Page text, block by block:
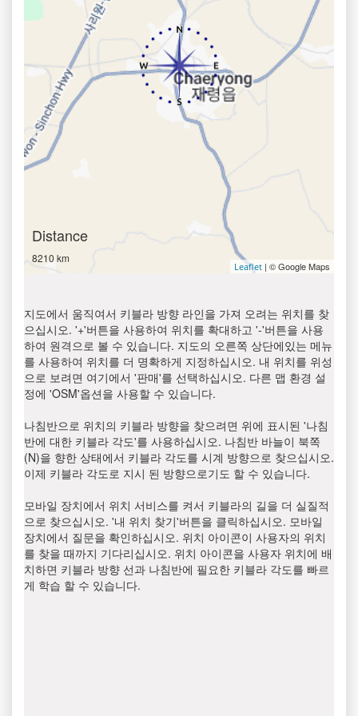
Distance
8210 km
Leaflet | © Google Maps
지도에서 움직여서 키블라 방향 라인을 가져 오려는 위치를 찾
으십시오. '+'버튼을 사용하여 위치를 확대하고 '-'버튼을 사용
하여 원격으로 볼 수 있습니다. 지도의 오른쪽 상단에있는 메뉴
를 사용하여 위치를 더 명확하게 지정하십시오. 내 위치를 위성
으로 보려면 여기에서 '판매'를 선택하십시오. 다른 맵 환경 설
정에 'OSM'옵션을 사용할 수 있습니다.
나침반으로 위치의 키블라 방향을 찾으려면 위에 표시된 '나침
반에 대한 키블라 각도'를 사용하십시오. 나침반 바늘이 북쪽
(N)을 향한 상태에서 키블라 각도를 시계 방향으로 찾으십시오.
이제 키블라 각도로 지시 된 방향으로기도 할 수 있습니다.
모바일 장치에서 위치 서비스를 켜서 키블라의 길을 더 실질적
으로 찾으십시오. '내 위치 찾기'버튼을 클릭하십시오. 모바일
장치에서 질문을 확인하십시오. 위치 아이콘이 사용자의 위치
를 찾을 때까지 기다리십시오. 위치 아이콘을 사용자 위치에 배
치하면 키블라 방향 선과 나침반에 필요한 키블라 각도를 빠르
게 학습 할 수 있습니다.